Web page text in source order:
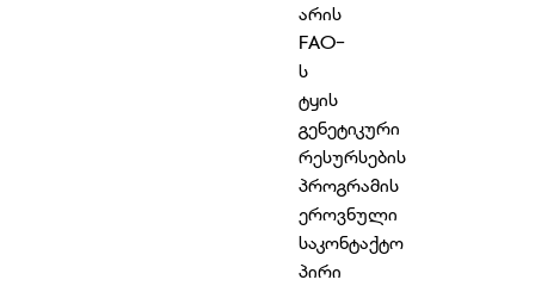
არის
FAO-
ს
ტყის
გენეტიკური
რესურსების
პროგრამის
ეროვნული
საკონტაქტო
პირი